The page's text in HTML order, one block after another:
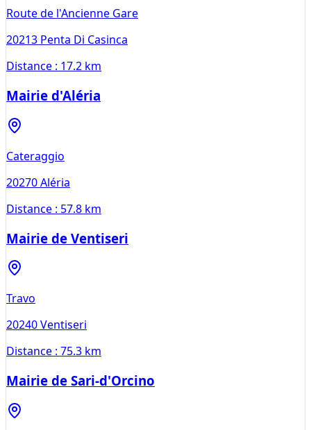
Route de l'Ancienne Gare
20213 Penta Di Casinca
Distance : 17.2 km
Mairie d'Aléria
Cateraggio
20270Aléria
Distance : 57.8 km
Mairie de Ventiseri
Travo
20240Ventiseri
Distance : 75.3 km
Mairie de Sari-d'Orcino